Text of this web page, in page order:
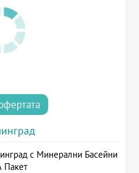
с Минерални Басейни
Пакет